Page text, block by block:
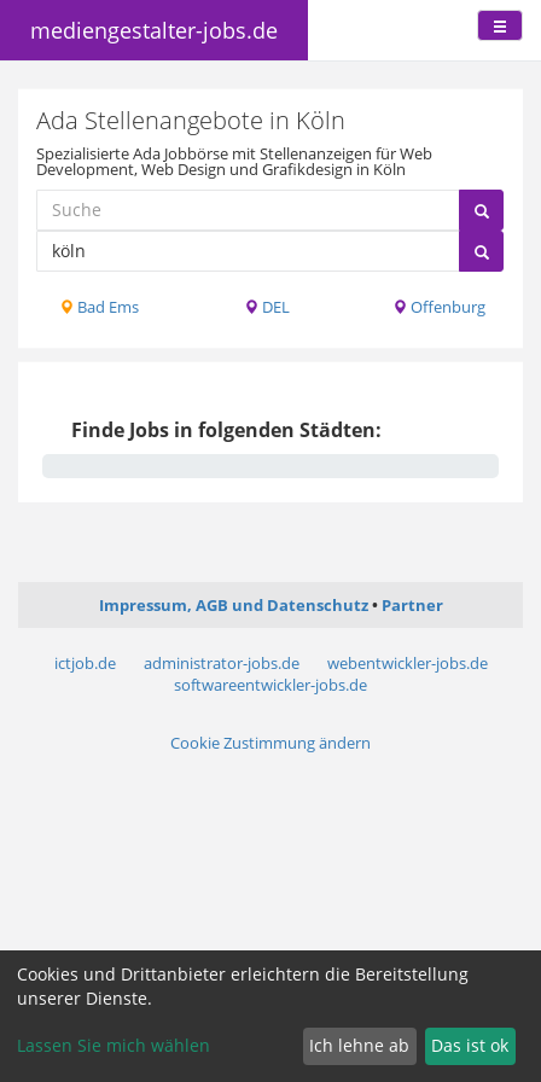
mediengestalter-jobs.de
Ada Stellenangebote in Köln
Spezialisierte Ada Jobbörse mit Stellenanzeigen für Web
Development, Web Design und Grafikdesign in Köln
Bad Ems DEL Offenburg
Finde Jobs in folgenden Städten:
Impressum, AGB und Datenschutz Partner
ictjob.de administrator-jobs.de
webentwickler-jobs.de
softwareentwickler-jobs.de
Cookie Zustimmung ändern
Cookies und Drittanbieter erleichtern die Bereitstellung
unserer Dienste.
Lassen Sie mich wählen Ich lehne ab Das ist ok